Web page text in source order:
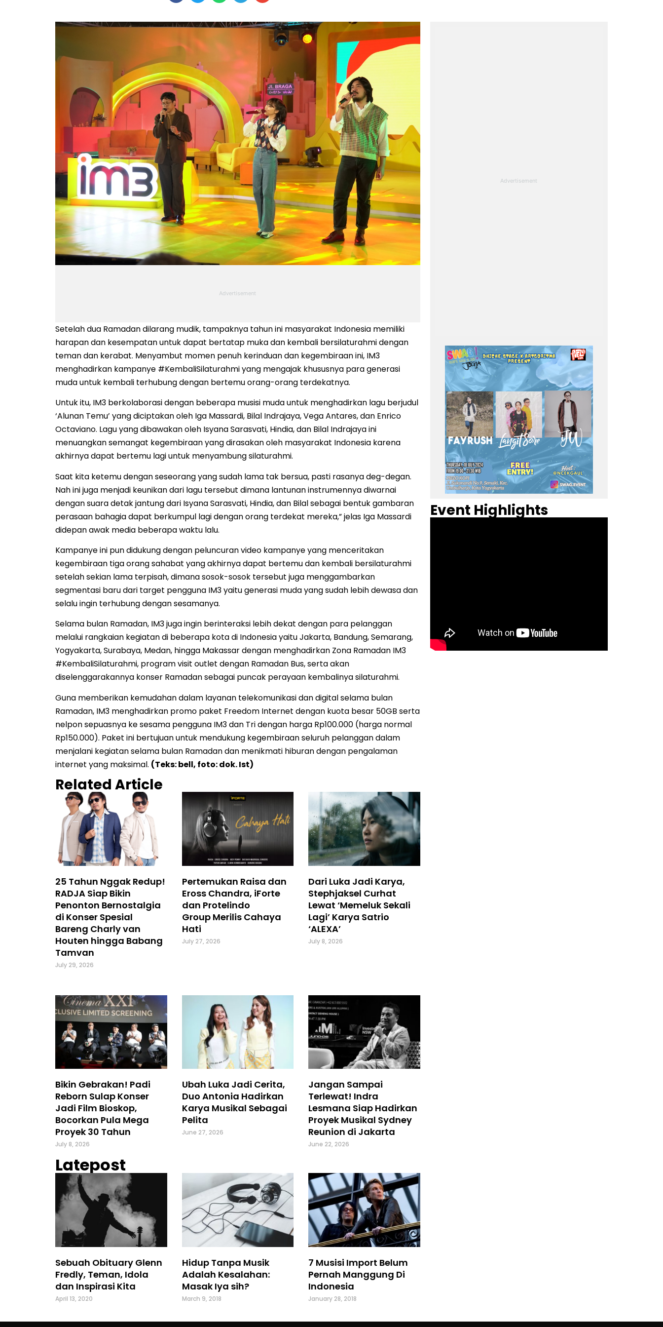
Setelah dua Ramadan dilarang mudik, tampaknya tahun ini masyarakat Indonesia memiliki
harapan dan kesempatan untuk dapat bertatap muka dan kembali bersilaturahmi dengan
teman dan kerabat. Menyambut momen penuh kerinduan dan kegembiraan ini, IM3
menghadirkan kampanye #KembaliSilaturahmi yang mengajak khususnya para generasi
muda untuk kembali terhubung dengan bertemu orang-orang terdekatnya.
Untuk itu, IM3 berkolaborasi dengan beberapa musisi muda untuk menghadirkan lagu berjudul
‘Alunan Temu’ yang diciptakan oleh Iga Massardi, Bilal Indrajaya, Vega Antares, dan Enrico
Octaviano. Lagu yang dibawakan oleh Isyana Sarasvati, Hindia, dan Bilal Indrajaya ini
menuangkan semangat kegembiraan yang dirasakan oleh masyarakat Indonesia karena
akhirnya dapat bertemu lagi untuk menyambung silaturahmi.
Saat kita ketemu dengan seseorang yang sudah lama tak bersua, pasti rasanya deg-degan.
Nah ini juga menjadi keunikan dari lagu tersebut dimana lantunan instrumennya diwarnai
dengan suara detak jantung dari Isyana Sarasvati, Hindia, dan Bilal sebagai bentuk gambaran
perasaan bahagia dapat berkumpul lagi dengan orang terdekat mereka,” jelas Iga Massardi
didepan awak media beberapa waktu lalu.
Kampanye ini pun didukung dengan peluncuran video kampanye yang menceritakan
kegembiraan tiga orang sahabat yang akhirnya dapat bertemu dan kembali bersilaturahmi
setelah sekian lama terpisah, dimana sosok-sosok tersebut juga menggambarkan
segmentasi baru dari target pengguna IM3 yaitu generasi muda yang sudah lebih dewasa dan
selalu ingin terhubung dengan sesamanya.
Selama bulan Ramadan, IM3 juga ingin berinteraksi lebih dekat dengan para pelanggan
melalui rangkaian kegiatan di beberapa kota di Indonesia yaitu Jakarta, Bandung, Semarang,
Yogyakarta, Surabaya, Medan, hingga Makassar dengan menghadirkan Zona Ramadan IM3
#KembaliSilaturahmi, program visit outlet dengan Ramadan Bus, serta akan
diselenggarakannya konser Ramadan sebagai puncak perayaan kembalinya silaturahmi.
Guna memberikan kemudahan dalam layanan telekomunikasi dan digital selama bulan
Ramadan, IM3 menghadirkan promo paket Freedom Internet dengan kuota besar 50GB serta
nelpon sepuasnya ke sesama pengguna IM3 dan Tri dengan harga Rp100.000 (harga normal
Rp150.000). Paket ini bertujuan untuk mendukung kegembiraan seluruh pelanggan dalam
menjalani kegiatan selama bulan Ramadan dan menikmati hiburan dengan pengalaman
internet yang maksimal. (Teks: bell, foto: dok. Ist)
Related Article
25 Tahun Nggak Redup!
RADJA Siap Bikin
Penonton Bernostalgia
di Konser Spesial
Bareng Charly van
Houten hingga Babang
Tamvan
July 29, 2026
Pertemukan Raisa dan
Eross Chandra, iForte
dan Protelindo
Group Merilis Cahaya
Hati
July 27, 2026
Dari Luka Jadi Karya,
Stephjaksel Curhat
Lewat ‘Memeluk Sekali
Lagi’ Karya Satrio
‘ALEXA’
July 8, 2026
Bikin Gebrakan! Padi
Reborn Sulap Konser
Jadi Film Bioskop,
Bocorkan Pula Mega
Proyek 30 Tahun
July 8, 2026
Ubah Luka Jadi Cerita,
Duo Antonia Hadirkan
Karya Musikal Sebagai
Pelita
June 27, 2026
Jangan Sampai
Terlewat! Indra
Lesmana Siap Hadirkan
Proyek Musikal Sydney
Reunion di Jakarta
June 22, 2026
Latepost
Sebuah Obituary Glenn
Fredly, Teman, Idola
dan Inspirasi Kita
April 13, 2020
Hidup Tanpa Musik
Adalah Kesalahan:
Masak Iya sih?
March 9, 2018
7 Musisi Import Belum
Pernah Manggung Di
Indonesia
January 28, 2018
Event Highlights